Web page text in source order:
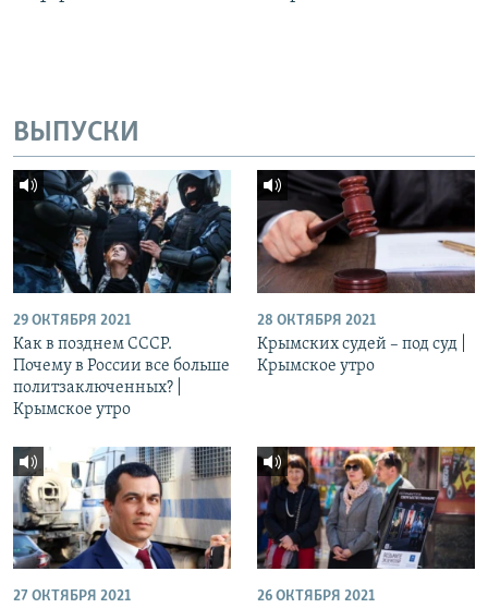
ВЫПУСКИ
29 ОКТЯБРЯ 2021
Как в позднем СССР.
Почему в России все больше
политзаключенных? |
Крымское утро
28 ОКТЯБРЯ 2021
Крымских судей – под суд |
Крымское утро
27 ОКТЯБРЯ 2021 26 ОКТЯБРЯ 2021